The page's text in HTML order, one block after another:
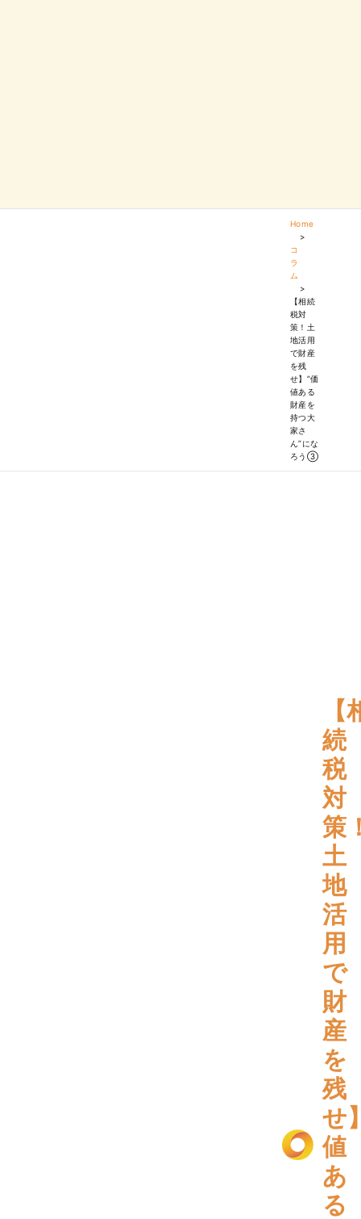
Home
>
コ
ラ
ム
>
【相続
税対
策！土
地活用
で財産
を残
せ】”価
値ある
財産を
持つ大
家さ
ん”にな
ろう③
【
続
税
対
策
土
地
活
用
で
財
産
を
残
せ
値
あ
る